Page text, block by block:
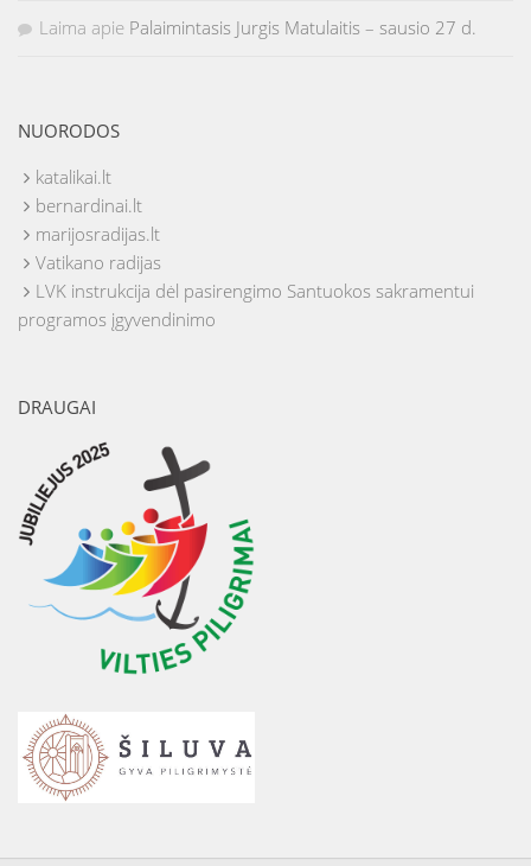
Laima apie Palaimintasis Jurgis Matulaitis – sausio 27 d.
NUORODOS
katalikai.lt
bernardinai.lt
marijosradijas.lt
Vatikano radijas
LVK instrukcija dėl pasirengimo Santuokos sakramentui
programos įgyvendinimo
DRAUGAI